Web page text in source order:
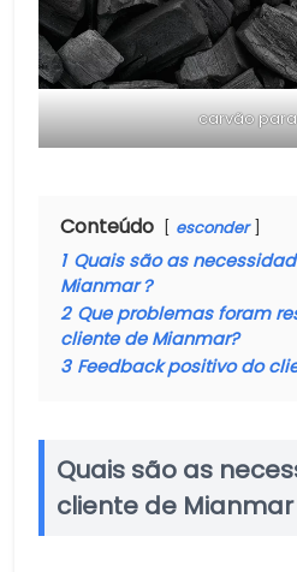
carvão
Conteúdo esconder
1 Quais são as
Mianmar？
2 Que problemas foram
cliente de Mianmar?
3 Feedback positivo do
Quais são as
cliente de Mianmar